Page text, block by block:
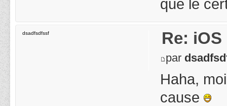
que le
Re:
par
Haha,
cause
dsadfsdfssf